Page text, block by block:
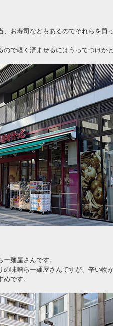
お寿司などもあるのでそれらを買
で軽く済ませるにはうってつけかと
麺屋さんです。
味噌らー麺屋さんですが、辛い物
です。